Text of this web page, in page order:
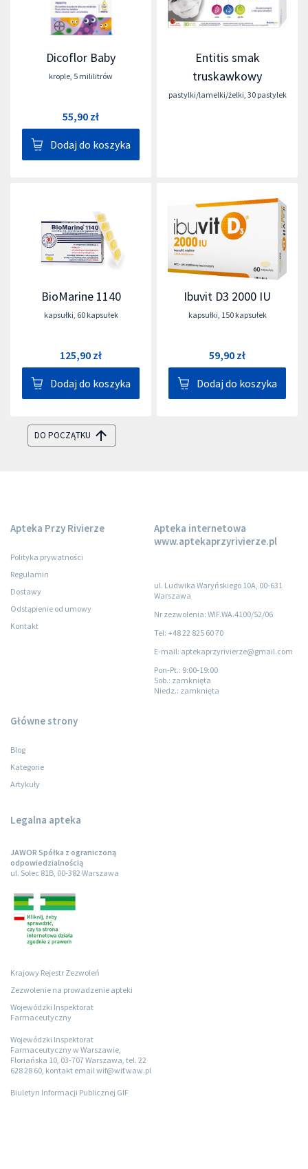
Dicoflor Baby
krople, 5 mililitrów
55,90 zł
Dodaj do koszyka
Entitis smak
truskawkowy
pastylki/lamelki/żelki, 30 pastylek
BioMarine 1140
kapsułki, 60 kapsułek
125,90 zł
Dodaj do koszyka
Ibuvit D3 2000 IU
kapsułki, 150 kapsułek
59,90 zł
Dodaj do koszyka
DO POCZĄTKU
Apteka Przy Rivierze
Polityka prywatności
Regulamin
Dostawy
Odstąpienie od umowy
Kontakt
Apteka internetowa
www.aptekaprzyrivierze.pl
ul. Ludwika Waryńskiego 10A, 00-631
Warszawa
Nr zezwolenia: WIF.WA.4100/52/06
Tel: +48 22 825 60 70
E-mail: aptekaprzyrivierze@gmail.com
Pon-Pt.: 9:00-19:00
Sob.: zamknięta
Niedz.: zamknięta
Główne strony
Blog
Kategorie
Artykuły
Legalna apteka
JAWOR Spółka z ograniczoną
odpowiedzialnością
ul. Solec 81B, 00-382 Warszawa
Krajowy Rejestr Zezwoleń
Zezwolenie na prowadzenie apteki
Wojewódzki Inspektorat
Farmaceutyczny
Wojewódzki Inspektorat
Farmaceutyczny w Warszawie,
Floriańska 10, 03-707 Warszawa, tel. 22
628 28 60, kontakt email wif@wif.waw.pl
Biuletyn Informacji Publicznej GIF